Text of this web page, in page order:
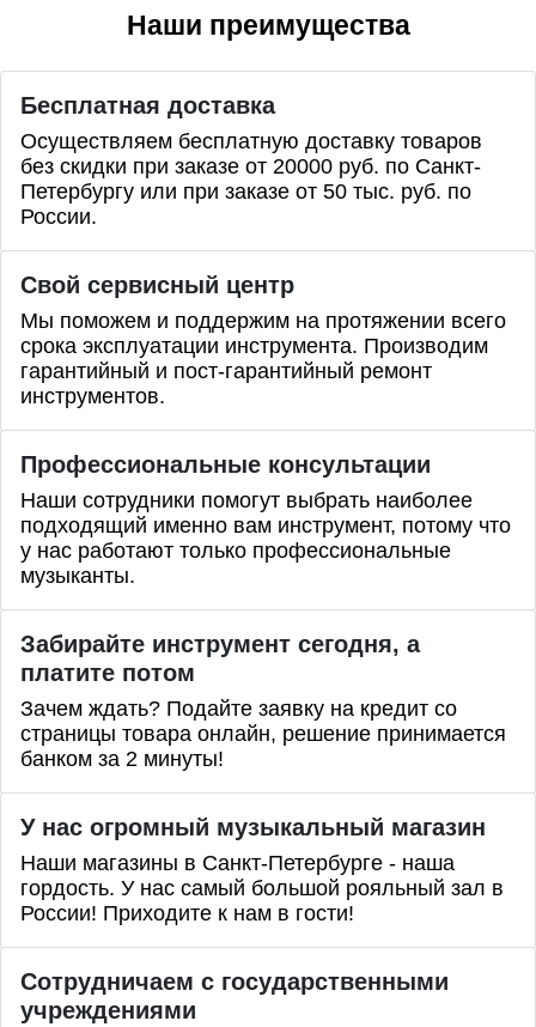
Наши преимущества
Бесплатная доставка
Осуществляем бесплатную доставку товаров
без скидки при заказе от 20000 руб. по Санкт-
Петербургу или при заказе от 50 тыс. руб. по
России.
Свой сервисный центр
Мы поможем и поддержим на протяжении всего
срока эксплуатации инструмента. Производим
гарантийный и пост-гарантийный ремонт
инструментов.
Профессиональные консультации
Наши сотрудники помогут выбрать наиболее
подходящий именно вам инструмент, потому что
у нас работают только профессиональные
музыканты.
Забирайте инструмент сегодня, а
платите потом
Зачем ждать? Подайте заявку на кредит со
страницы товара онлайн, решение принимается
банком за 2 минуты!
У нас огромный музыкальный магазин
Наши магазины в Санкт-Петербурге - наша
гордость. У нас самый большой рояльный зал в
России! Приходите к нам в гости!
Сотрудничаем с государственными
учреждениями